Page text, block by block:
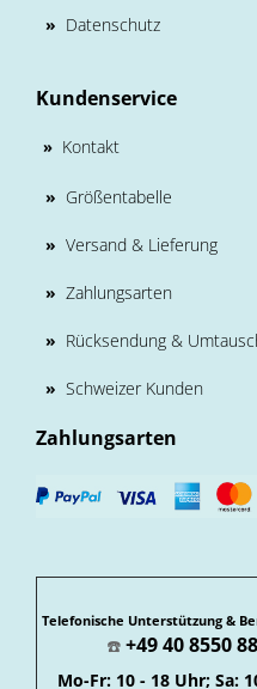
» Datenschutz
Kundenservice
» Kontakt
» Größentabelle
» Versand & Lieferung
» Zahlungsarten
» Rücksendung &
» Schweizer Kunden
Zahlungsarten
Telefonische Unterstützung &
☎️ +49 40 8550
Mo-Fr: 10 - 18 Uhr; Sa: